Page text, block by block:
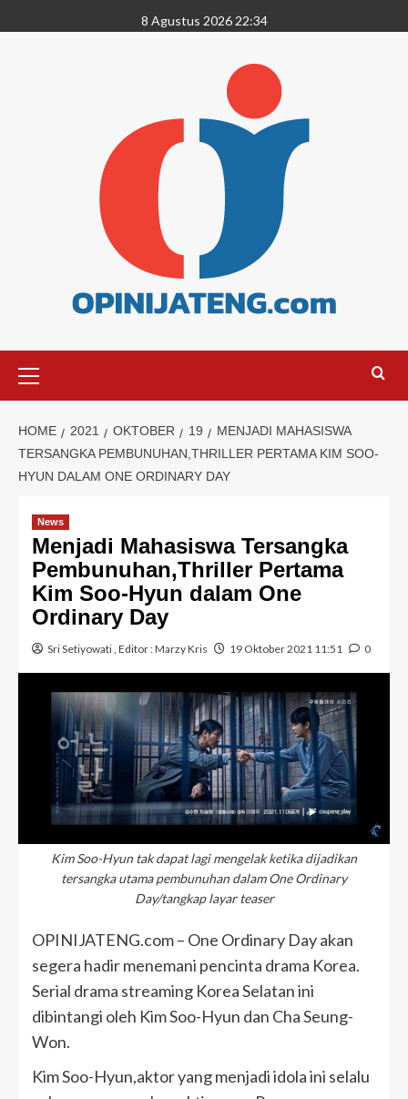
8 Agustus 2026 22:34
HOME 2021 OKTOBER 19
MENJADI MAHASISWA
TERSANGKA PEMBUNUHAN,THRILLER PERTAMA KIM SOO-
HYUN DALAM ONE ORDINARY DAY
News
Menjadi Mahasiswa Tersangka
Pembunuhan,Thriller Pertama
Kim Soo-Hyun dalam One
Ordinary Day
Sri Setiyowati, Editor :Marzy Kris 19 Oktober 2021 11:51 0
Kim Soo-Hyun tak dapat lagi mengelak ketika dijadikan
tersangka utama pembunuhan dalam One Ordinary
Day/tangkap layar teaser
OPINIJATENG.com – One Ordinary Day akan
segera hadir menemani pencinta drama Korea.
Serial drama streaming Korea Selatan ini
dibintangi oleh Kim Soo-Hyun dan Cha Seung-
Won.
Kim Soo-Hyun,aktor yang menjadi idola ini selalu